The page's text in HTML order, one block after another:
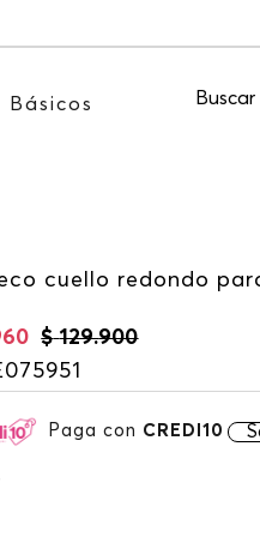
NEWSLETTER
Básicos Buscar
cuello redondo
$ 129.900
Paga con CREDI10